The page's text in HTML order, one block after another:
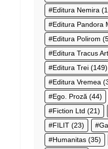
Editura Nemira
Editura Pandora
Editura Polirom
Editura Tracus
Editura Trei (149)
Editura Vremea
Ego. Proză (44)
Fiction Ltd (21)
FILIT (23)
Humanitas (35)